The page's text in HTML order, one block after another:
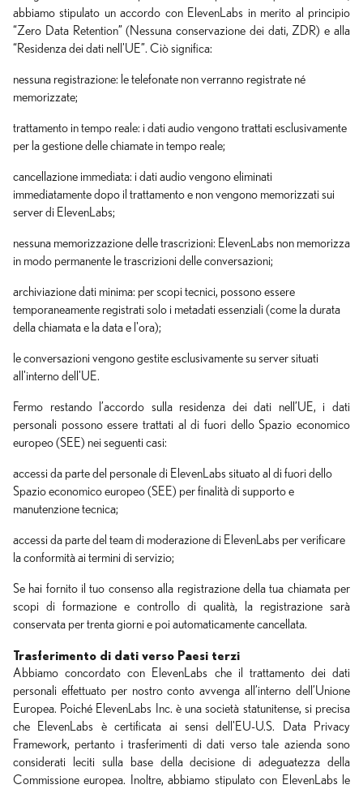
abbiamo stipulato un accordo con ElevenLabs in merito al principio
“Zero Data Retention” (Nessuna conservazione dei dati, ZDR) e alla
“Residenza dei dati nell'UE”. Ciò significa:
nessuna registrazione: le telefonate non verranno registrate né
memorizzate;
trattamento in tempo reale: i dati audio vengono trattati esclusivamente
per la gestione delle chiamate in tempo reale;
cancellazione immediata: i dati audio vengono eliminati
immediatamente dopo il trattamento e non vengono memorizzati sui
server di ElevenLabs;
nessuna memorizzazione delle trascrizioni: ElevenLabs non memorizza
in modo permanente le trascrizioni delle conversazioni;
archiviazione dati minima: per scopi tecnici, possono essere
temporaneamente registrati solo i metadati essenziali (come la durata
della chiamata e la data e l'ora);
le conversazioni vengono gestite esclusivamente su server situati
all'interno dell'UE.
Fermo restando l’accordo sulla residenza dei dati nell’UE, i dati
personali possono essere trattati al di fuori dello Spazio economico
europeo (SEE) nei seguenti casi:
accessi da parte del personale di ElevenLabs situato al di fuori dello
Spazio economico europeo (SEE) per finalità di supporto e
manutenzione tecnica;
accessi da parte del team di moderazione di ElevenLabs per verificare
la conformità ai termini di servizio;
Se hai fornito il tuo consenso alla registrazione della tua chiamata per
scopi di formazione e controllo di qualità, la registrazione sarà
conservata per trenta giorni e poi automaticamente cancellata.
Trasferimento di dati verso Paesi terzi
Abbiamo concordato con ElevenLabs che il trattamento dei dati
personali effettuato per nostro conto avvenga all’interno dell’Unione
Europea. Poiché ElevenLabs Inc. è una società statunitense, si precisa
che ElevenLabs è certificata ai sensi dell'EU-U.S. Data Privacy
Framework, pertanto i trasferimenti di dati verso tale azienda sono
considerati leciti sulla base della decisione di adeguatezza della
Commissione europea. Inoltre, abbiamo stipulato con ElevenLabs le